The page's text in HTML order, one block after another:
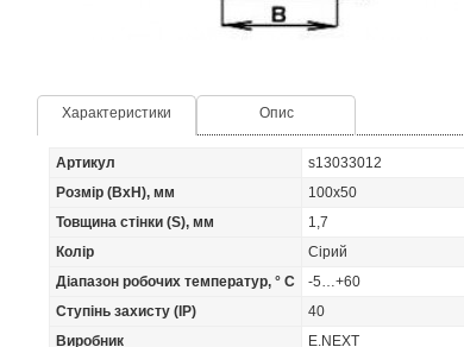
Характеристики Опис
Артикул
s13033012
Розмір (BxH), мм
100х50
Товщина стінки (S), мм
1,7
Колір
Сірий
Діапазон робочих температур, ° С
-5…+60
Ступінь захисту (IP)
40
Виробник
E.NEXT